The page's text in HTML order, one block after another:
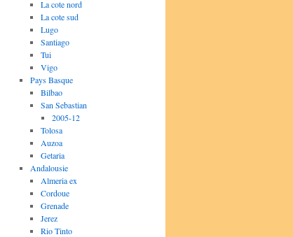
La cote nord
La cote sud
Lugo
Santiago
Tui
Vigo
Pays Basque
Bilbao
San Sebastian
2005-12
Tolosa
Auzoa
Getaria
Andalousie
Almeria ex
Cordoue
Grenade
Jerez
Rio Tinto